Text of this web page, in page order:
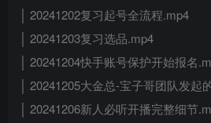
│ 20241202复习起号全流程.mp4
│ 20241203复习选品.mp4
│ 20241204快手账号保护开始报名
│ 20241205大金总-宝子哥团队发起
│ 20241206新人必听开播完整细节